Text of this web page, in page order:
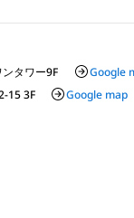
タワー9F
Google
15 3F
Google map